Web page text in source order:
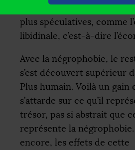
négrophobie, il faut
plus spéculatives, comme
libidinale, c’est-à-dire
Avec la négrophobie, le
s’est découvert supérieur
Plus humain. Voilà un gain
s’attarde sur ce qu’il
trésor, pas si abstrait que
représente la
encore, les effets de cette